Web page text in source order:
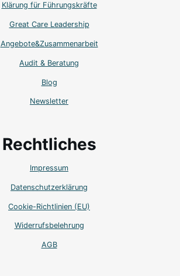
Klärung für Führungskräfte
Great Care Leadership
Angebote&Zusammenarbeit
Audit & Beratung
Blog
Newsletter
Rechtliches
Impressum
Datenschutzerklärung
Cookie-Richtlinien (EU)
Widerrufsbelehrung
AGB